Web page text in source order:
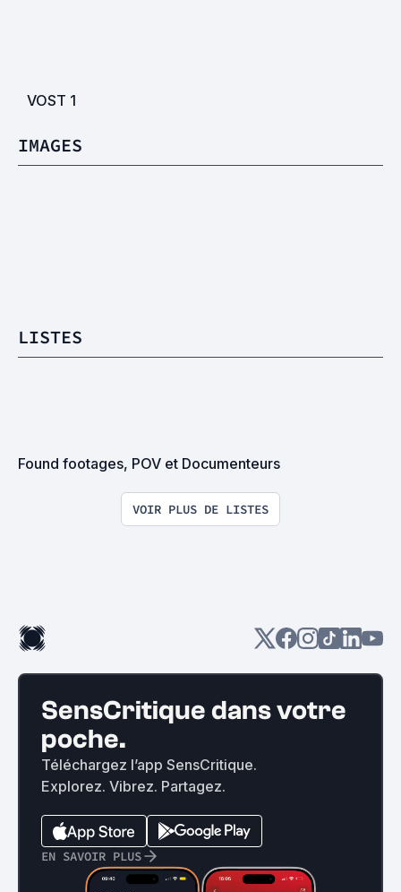
VOST 1
IMAGES
LISTES
Found footages, POV et Documenteurs
VOIR PLUS DE LISTES
SensCritique dans votre
poche.
Téléchargez l’app SensCritique.
Explorez. Vibrez. Partagez.
EN SAVOIR PLUS